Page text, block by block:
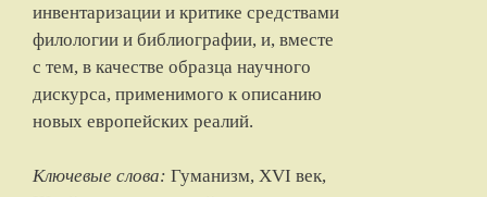
инвентаризации и критике средствами
филологии и библиографии, и, вместе
с тем, в качестве образца научного
дискурса, применимого к описанию
новых европейских реалий.
Ключевые слова: Гуманизм, XVI век,